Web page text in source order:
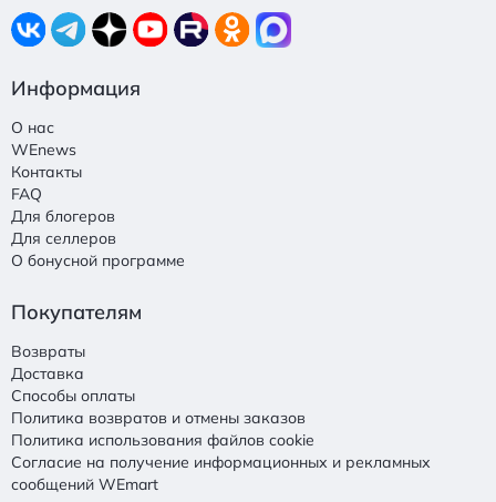
Информация
О нас
WEnews
Контакты
FAQ
Для блогеров
Для селлеров
О бонусной программе
Покупателям
Возвраты
Доставка
Способы оплаты
Политика возвратов и отмены заказов
Политика использования файлов cookie
Согласие на получение информационных и рекламных
сообщений WEmart